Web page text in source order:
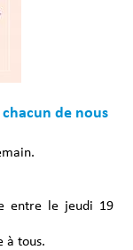
de nous
entre le jeudi 19
à tous.